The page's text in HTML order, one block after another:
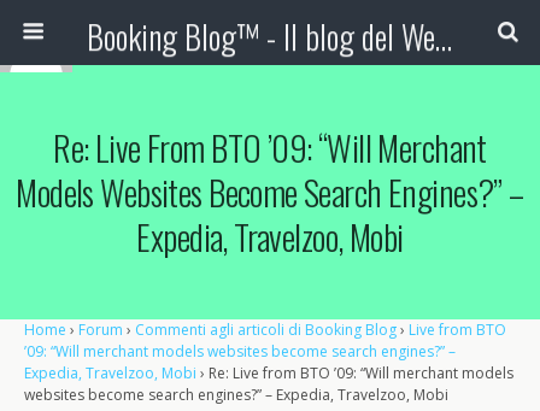
Booking Blog™ - Il blog del Web Marketing Turistico
Re: Live From BTO ’09: “Will Merchant
Models Websites Become Search Engines?” –
Expedia, Travelzoo, Mobi
Home › Forum › Commenti agli articoli di Booking Blog› Live from BTO
’09: “Will merchant models websites become search engines?” –
Expedia, Travelzoo, Mobi › Re: Live from BTO ’09: “Will merchant models
websites become search engines?” – Expedia, Travelzoo, Mobi